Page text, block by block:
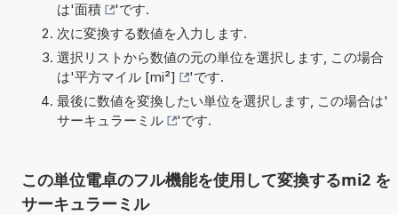
は'面積
'です.
次に変換する数値を入力します.
選択リストから数値の元の単位を選択します, この場合
は'平方マイル [mi²]
'です.
最後に数値を変換したい単位を選択します, この場合は'
サーキュラーミル
'です.
この単位電卓のフル機能を使用して変換するmi2 を
サーキュラーミル